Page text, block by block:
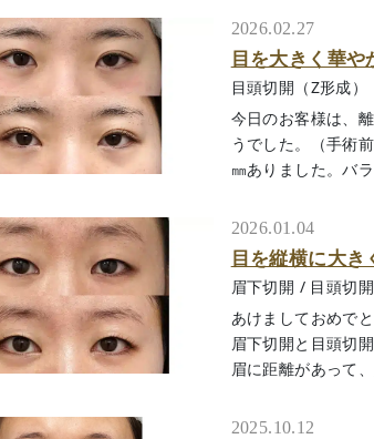
2026.02.27
目を大きく華
目頭切開（Z形成）
今日のお客様は、
うでした。（手術
㎜ありました。バ
2026.01.04
目を縦横に大
眉下切開 / 目頭切
あけましておめで
眉下切開と目頭切
眉に距離があって
2025.10.12